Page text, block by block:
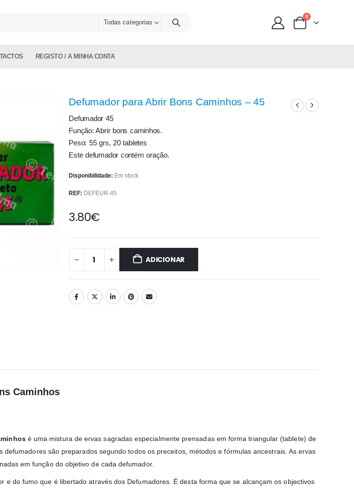
Todas categorias
0
REGISTO / A MINHA CONTA
Defumador para Abrir Bons Caminhos – 45
Defumador 45
Função: Abrir bons caminhos.
Peso: 55 grs, 20 tabletes
Este defumador contém oração.
Disponibilidade: Em stock
REF: DEFEUR-45
3.80€
ADICIONAR
Caminhos
é uma mistura de ervas sagradas especialmente prensadas em forma triangular (tablete) de
defumadores são preparados segundo todos os preceitos, métodos e fórmulas ancestrais. As ervas
em função do objetivo de cada defumador.
e do fumo que é libertado através dos Defumadores. É desta forma que se alcançam os objectivos